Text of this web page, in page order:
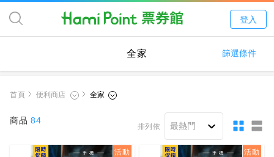
登入
篩選條件
全家
首頁
商品84
排列依
活動 活動